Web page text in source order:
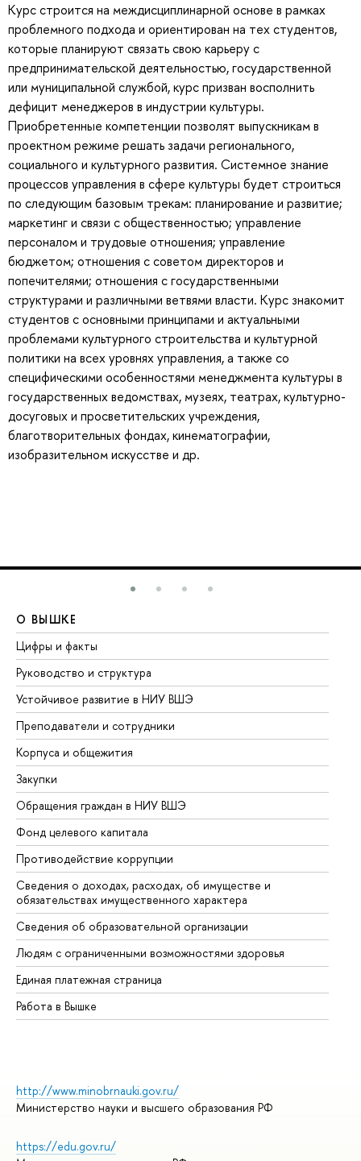
Курс строится на междисциплинарной основе в рамках
проблемного подхода и ориентирован на тех студентов,
которые планируют связать свою карьеру с
предпринимательской деятельностью, государственной
или муниципальной службой, курс призван восполнить
дефицит менеджеров в индустрии культуры.
Приобретенные компетенции позволят выпускникам в
проектном режиме решать задачи регионального,
социального и культурного развития. Системное знание
процессов управления в сфере культуры будет строиться
по следующим базовым трекам: планирование и развитие;
маркетинг и связи с общественностью; управление
персоналом и трудовые отношения; управление
бюджетом; отношения с советом директоров и
попечителями; отношения с государственными
структурами и различными ветвями власти. Курс знакомит
студентов с основными принципами и актуальными
проблемами культурного строительства и культурной
политики на всех уровнях управления, а также со
специфическими особенностями менеджмента культуры в
государственных ведомствах, музеях, театрах, культурно-
досуговых и просветительских учреждения,
благотворительных фондах, кинематографии,
изобразительном искусстве и др.
О ВЫШКЕ
Цифры и факты
Руководство и структура
Устойчивое развитие в НИУ ВШЭ
Преподаватели и сотрудники
Корпуса и общежития
Закупки
Обращения граждан в НИУ ВШЭ
Фонд целевого капитала
Противодействие коррупции
Сведения о доходах, расходах, об имуществе и
обязательствах имущественного характера
Сведения об образовательной организации
Людям с ограниченными возможностями здоровья
Единая платежная страница
Работа в Вышке
http://www.minobrnauki.gov.ru/
Министерство науки и высшего образования РФ
https://edu.gov.ru/